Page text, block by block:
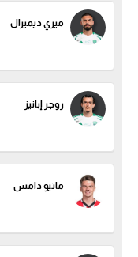
ميري ديميرال
روجر إبانيز
ماتيو دامس